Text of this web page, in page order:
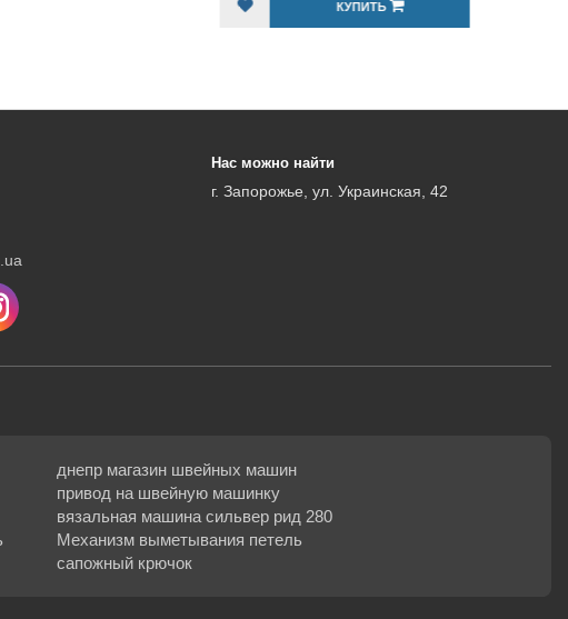
Нас можно найти
г. Запорожье, ул. Украинская, 42
днепр магазин швейных машин
привод на швейную машинку
вязальная машина сильвер рид 280
Механизм выметывания петель
сапожный крючок